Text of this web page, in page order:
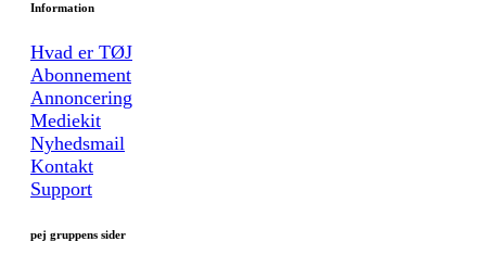
Information
Hvad er TØJ
Abonnement
Annoncering
Mediekit
Nyhedsmail
Kontakt
Support
pej gruppens sider